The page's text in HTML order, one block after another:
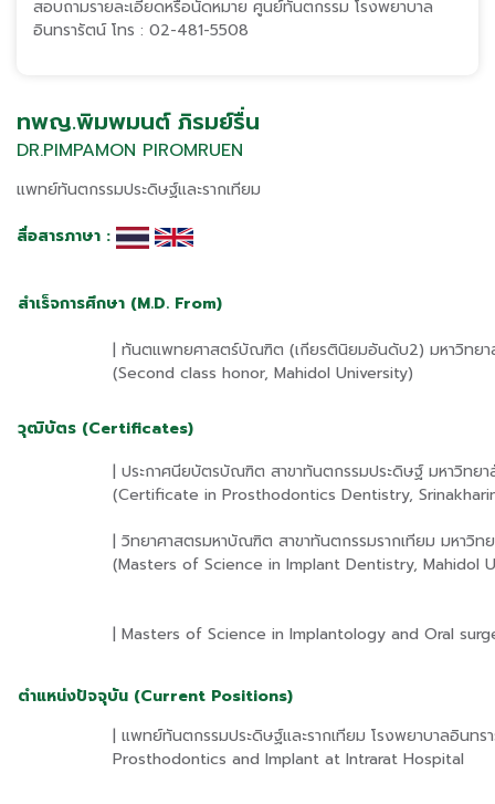
สอบถามรายละเอียดหรือนัดหมาย ศูนย์ทันตกรรม โรงพยาบาล
อินทรารัตน์ โทร : 02-481-5508
ทพญ.พิมพมนต์ ภิรมย์รื่น
DR.PIMPAMON PIROMRUEN
แพทย์ทันตกรรมประดิษฐ์และรากเทียม
สื่อสารภาษา :
สำเร็จการศึกษา (M.D. From)
| ทันตแพทยศาสตร์บัณฑิต (เกียรตินิยมอันดับ2) มหาวิทย
(Second class honor, Mahidol University)
วุฒิบัตร (Certificates)
| ประกาศนียบัตรบัณฑิต สาขาทันตกรรมประดิษฐ์ มหาวิทย
(Certificate in Prosthodontics Dentistry,
| วิทยาศาสตรมหาบัณฑิต สาขาทันตกรรมรากเทียม มหาวิท
(Masters of Science in Implant Dentistry, Mahidol
| Masters of Science in Implantology and Oral
ตำแหน่งปัจจุบัน (Current Positions)
| แพทย์ทันตกรรมประดิษฐ์และรากเทียม โรงพยาบาลอินทร
Prosthodontics and Implant at Intrarat Hospital